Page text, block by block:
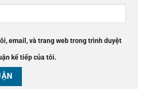
email, và trang web trong trình duyệt
kế tiếp của tôi.